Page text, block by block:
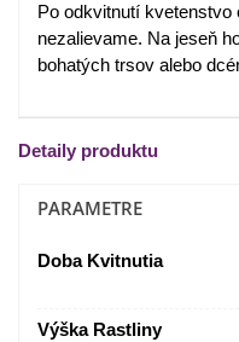
Po odkvitnutí kvetenstvo
nezalievame. Na jeseň
bohatých trsov alebo
Detaily produktu
PARAMETRE
Doba Kvitnutia
Výška Rastliny